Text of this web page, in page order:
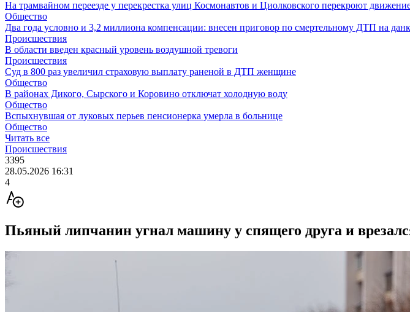
На трамвайном переезде у перекрестка улиц Космонавтов и Циолковского перекроют
Общество
Два года условно и 3,2 миллиона компенсации: внесен приговор по смертельному ДТП на
Происшествия
В области введен красный уровень воздушной тревоги
Происшествия
Суд в 800 раз увеличил страховую выплату раненой в ДТП женщине
Общество
В районах Дикого, Сырского и Коровино отключат холодную воду
Общество
Вспыхнувшая от луковых перьев пенсионерка умерла в больнице
Общество
Читать все
Происшествия
3395
28.05.2026 16:31
4
Пьяный липчанин угнал машину у спящего друга и